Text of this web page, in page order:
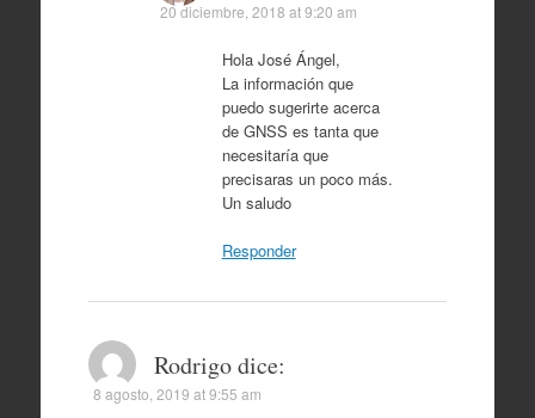
20 diciembre, 2018 at 9:20 am
Hola José Ángel,
La información que
puedo sugerirte acerca
de GNSS es tanta que
necesitaría que
precisaras un poco más.
Un saludo
Responder
Rodrigo dice:
8 agosto, 2019 at 9:55 am